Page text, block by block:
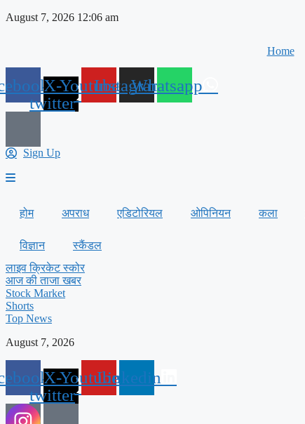
Skip
August 7, 2026 12:06 am
Home
X-
twitter
YoutubeInstagramWhatsapp
Sign Up
होम अपराध एडिटोरियल ओपिनियन कला
विज्ञान
स्कैंडल
लाइव क्रिकेट स्कोर
आज की ताजा खबर
Stock Market
Shorts
Top News
August 7, 2026
X-
twitter
YoutubeLinkedin